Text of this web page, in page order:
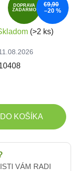
(>2 ks)
DO KOŠÍKA
VÁM RADI
DOPRAVA
ZADARMO
€9,90
–20 %